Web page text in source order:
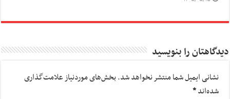
دیدگاهتان را بنویسید
نشانی ایمیل شما منتشر نخواهد شد.بخش‌های موردنیاز علامت‌گذاری
شده‌اند*